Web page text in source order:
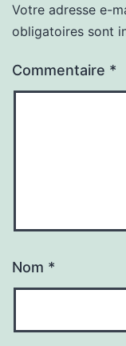
Votre adresse e-
obligatoires sont
Commentaire *
Nom *